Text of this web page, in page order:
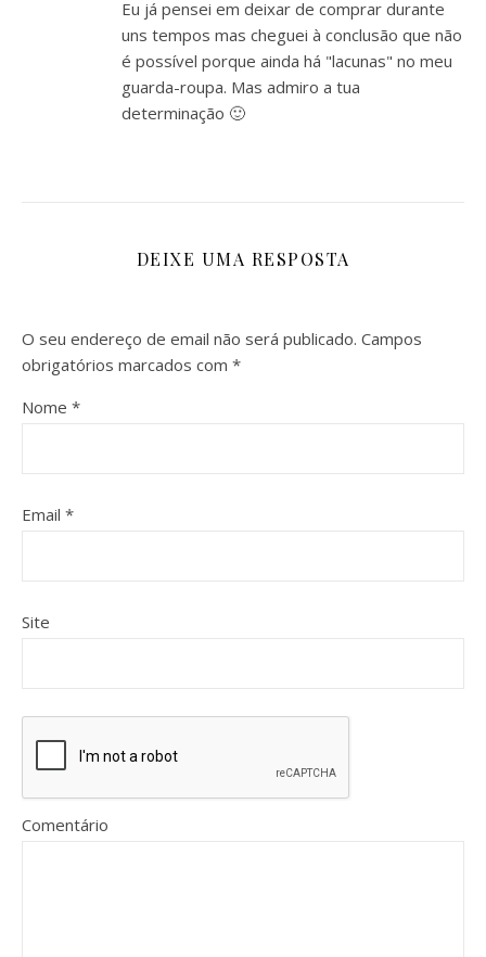
Eu já pensei em deixar de comprar durante
uns tempos mas cheguei à conclusão que não
é possível porque ainda há "lacunas" no meu
guarda-roupa. Mas admiro a tua
determinação 🙂
DEIXE UMA RESPOSTA
O seu endereço de email não será publicado. Campos
obrigatórios marcados com *
Nome *
Email *
Site
Comentário